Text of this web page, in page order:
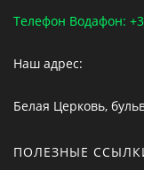
Телефон Водафон:
Наш адрес:
Белая Церковь,
ПОЛЕЗНЫЕ